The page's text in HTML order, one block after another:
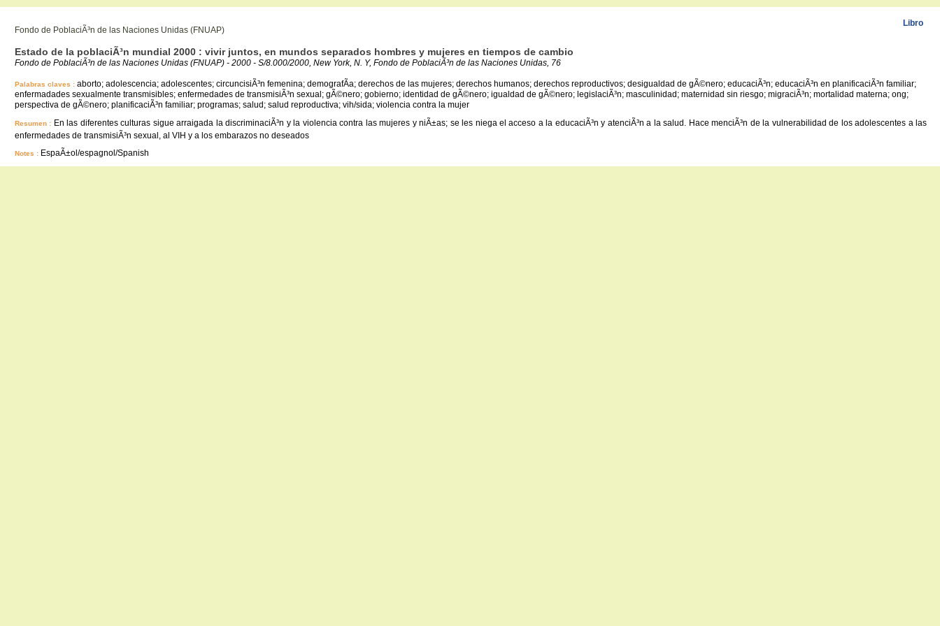
Libro
Fondo de PoblaciÃ³n de las Naciones Unidas (FNUAP)
Estado de la poblaciÃ³n mundial 2000 : vivir juntos, en mundos separados hombres y mujeres en tiempos de cambio
Fondo de PoblaciÃ³n de las Naciones Unidas (FNUAP) - 2000 - S/8.000/2000, New York, N. Y, Fondo de PoblaciÃ³n de las Naciones Unidas, 76
Palabras claves : aborto; adolescencia; adolescentes; circuncisiÃ³n femenina; demografÃ­a; derechos de las mujeres; derechos humanos; derechos reproductivos; desigualdad de gÃ©nero; educaciÃ³n; educaciÃ³n en planificaciÃ³n familiar;
enfermadades sexualmente transmisibles; enfermedades de transmisiÃ³n sexual; gÃ©nero; gobierno; identidad de gÃ©nero; igualdad de gÃ©nero; legislaciÃ³n; masculinidad; maternidad sin riesgo; migraciÃ³n; mortalidad materna; ong;
perspectiva de gÃ©nero; planificaciÃ³n familiar; programas; salud; salud reproductiva; vih/sida; violencia contra la mujer
Resumen : En las diferentes culturas sigue arraigada la discriminaciÃ³n y la violencia contra las mujeres y niÃ±as; se les niega el acceso a la educaciÃ³n y atenciÃ³n a la salud. Hace menciÃ³n de la vulnerabilidad de los adolescentes a las
enfermedades de transmisiÃ³n sexual, al VIH y a los embarazos no deseados
Notes : EspaÃ±ol/espagnol/Spanish